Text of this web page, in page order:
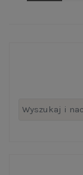
Szukaj: